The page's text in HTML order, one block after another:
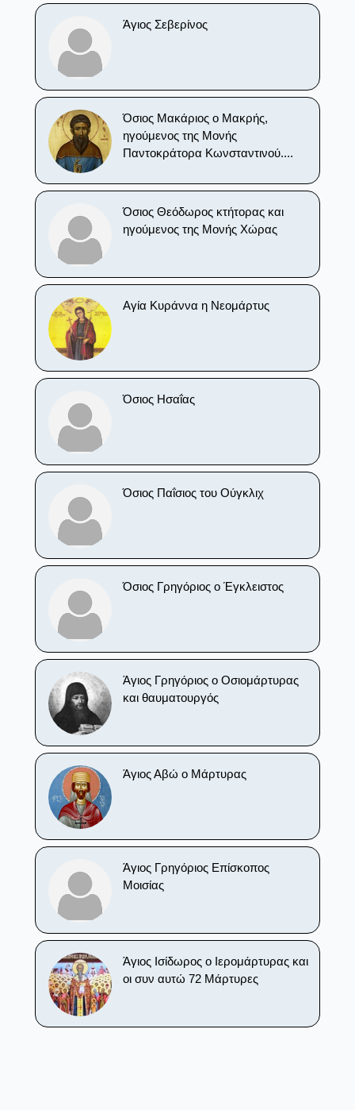
Άγιος Σεβερίνος
Όσιος Μακάριος ο Μακρής,
ηγούμενος της Μονής
Παντοκράτορα Κωνσταντινού....
Όσιος Θεόδωρος κτήτορας και
ηγούμενος της Μονής Χώρας
Αγία Κυράννα η Νεομάρτυς
Όσιος Ησαΐας
Όσιος Παΐσιος του Ούγκλιχ
Όσιος Γρηγόριος ο Έγκλειστος
Άγιος Γρηγόριος ο Οσιομάρτυρας
και θαυματουργός
Άγιος Αβώ ο Μάρτυρας
Άγιος Γρηγόριος Επίσκοπος
Μοισίας
Άγιος Ισίδωρος ο Ιερομάρτυρας και
οι συν αυτώ 72 Μάρτυρες